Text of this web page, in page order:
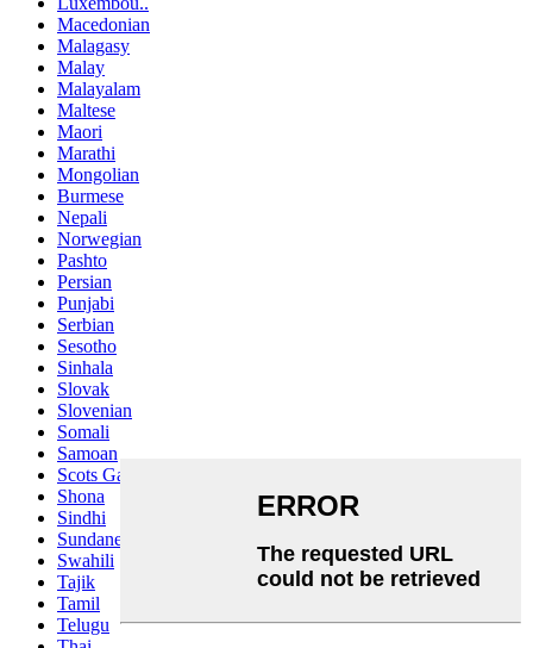
Macedonian
Malagasy
Malay
Malayalam
Maltese
Maori
Marathi
Mongolian
Burmese
Nepali
Norwegian
Pashto
Persian
Punjabi
Serbian
Sesotho
Sinhala
Slovak
Slovenian
Somali
Samoan
Scots Gaelic
Shona
Sindhi
Sundanese
Swahili
Tajik
Tamil
Telugu